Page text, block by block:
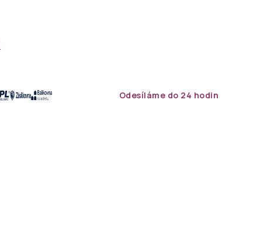
Odesíláme do 24 hodin